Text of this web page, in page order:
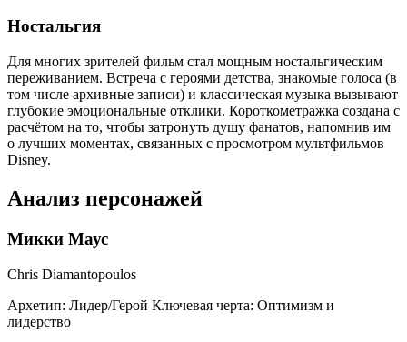
Ностальгия
Для многих зрителей фильм стал мощным ностальгическим
переживанием. Встреча с героями детства, знакомые голоса (в
том числе архивные записи) и классическая музыка вызывают
глубокие эмоциональные отклики. Короткометражка создана с
расчётом на то, чтобы затронуть душу фанатов, напомнив им
о лучших моментах, связанных с просмотром мультфильмов
Disney.
Анализ персонажей
Микки Маус
Chris Diamantopoulos
Архетип: Лидер/Герой Ключевая черта: Оптимизм и
лидерство